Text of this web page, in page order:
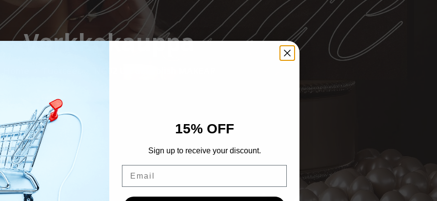
Verkkokauppa
15% OFF
Sign up to receive your discount.